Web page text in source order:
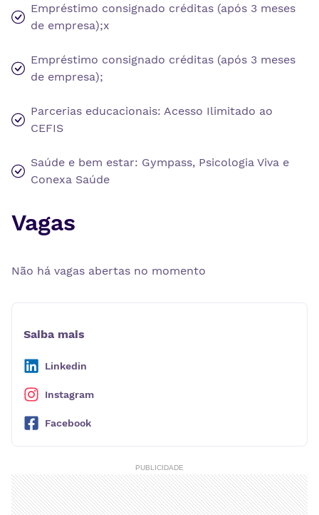
Empréstimo consignado créditas (após 3 meses
de empresa);x
Empréstimo consignado créditas (após 3 meses
de empresa);
Parcerias educacionais: Acesso Ilimitado ao
CEFIS
Saúde e bem estar: Gympass, Psicologia Viva e
Conexa Saúde
Vagas
Não há vagas abertas no momento
Saiba mais
Linkedin
Instagram
Facebook
PUBLICIDADE